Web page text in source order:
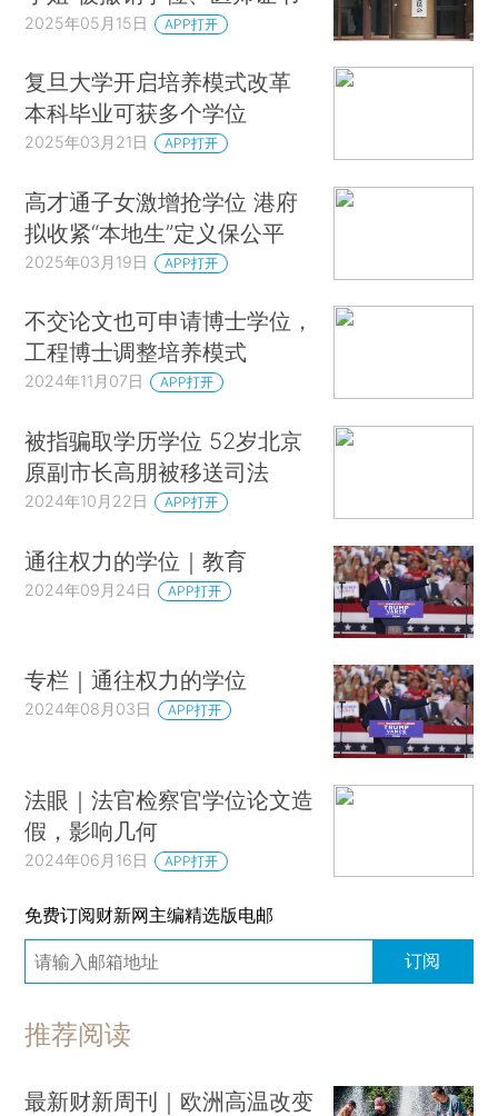
2025年05月15日 APP打开
复旦大学开启培养模式改革
本科毕业可获多个学位
2025年03月21日 APP打开
高才通子女激增抢学位 港府
拟收紧“本地生”定义保公平
2025年03月19日 APP打开
不交论文也可申请博士学位，
工程博士调整培养模式
2024年11月07日 APP打开
被指骗取学历学位 52岁北京
原副市长高朋被移送司法
2024年10月22日 APP打开
通往权力的学位｜教育
2024年09月24日 APP打开
专栏｜通往权力的学位
2024年08月03日 APP打开
法眼｜法官检察官学位论文造
假，影响几何
2024年06月16日 APP打开
免费订阅财新网主编精选版电邮
订阅
推荐阅读
最新财新周刊｜欧洲高温改变